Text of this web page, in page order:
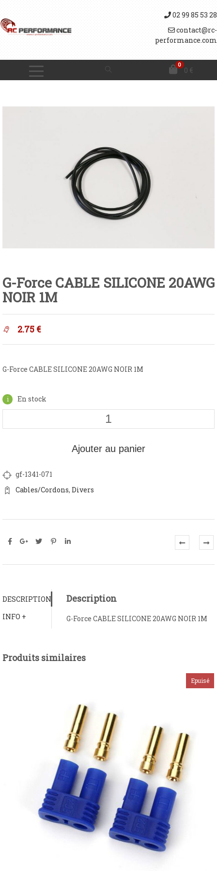
02 99 85 53 28
contact@rc-
performance.com
0
0 €
G-Force CABLE SILICONE 20AWG
NOIR 1M
2.75 €
G-Force CABLE SILICONE 20AWG NOIR 1M
En stock
Ajouter au panier
gf-1341-071
Cables/Cordons, Divers
DESCRIPTION
INFO +
Description
G-Force CABLE SILICONE 20AWG NOIR 1M
Produits similaires